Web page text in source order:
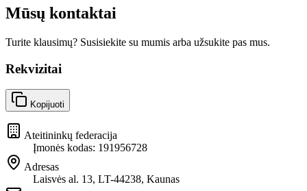
Mūsų kontaktai
Turite klausimų? Susisiekite su mumis arba užsukite pas mus.
Rekvizitai
Kopijuoti
Ateitininkų federacija
Įmonės kodas: 191956728
Adresas
Laisvės al. 13, LT-44238, Kaunas